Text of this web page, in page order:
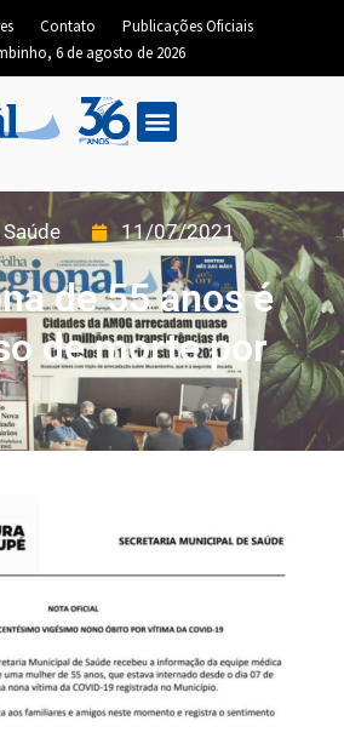
Contato
Publicações Oficiais
6 de agosto de 2026
Saúde 11/07/2021
de 55 anos é
de morte por